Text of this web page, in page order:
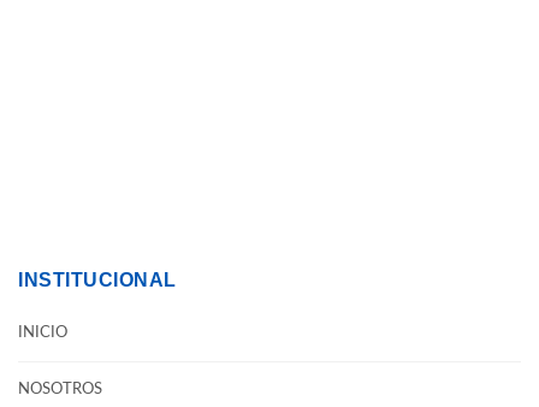
INSTITUCIONAL
INICIO
NOSOTROS